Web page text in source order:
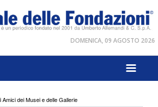
DOMENICA, 09 AGOSTO 2026
Amici dei Musei e delle Gallerie